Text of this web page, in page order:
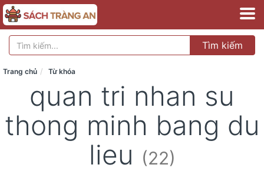
Tìm kiếm
Trang chủ Từ khóa
quan tri nhan su
thong minh bang du
lieu (22)